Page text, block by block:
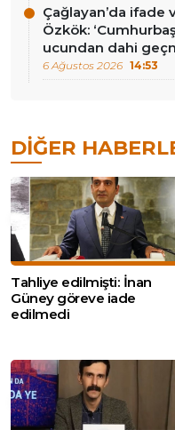
Çağlayan’da
Özkök:
ucundan dahi
6 Ağustos 2026 14:53
DIĞER
Tahliye edilmişti: İnan
Güney göreve iade
edilmedi